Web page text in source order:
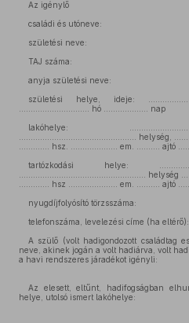
Az igénylő
családi és utóneve:
születési neve:
TAJ száma:
anyja születési neve:
születési helye, ideje:
.............................. hó ................... nap
lakóhelye:
.................................................. helység,
............. hsz. .................... em. .......... ajtó
tartózkodási helye:
...................................................... helység
............. hsz ..................... em. .......... ajtó
nyugdíjfolyósító törzsszáma:
telefonszáma, levelezési címe (ha eltérő):
A szülő (volt hadigondozott családtag
neve, akinek jogán a volt hadiárva, volt
a havi rendszeres járadékot igényli:
Az elesett, eltűnt, hadifogságban
helye, utolsó ismert lakóhelye: